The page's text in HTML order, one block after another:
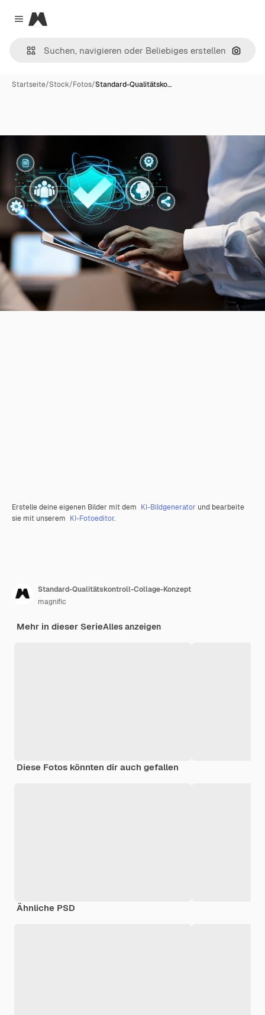
Close menu
Magnific
Nach
Startseite/Stock/Fotos/Standard-Qualitätsko…
Erstelle deine eigenen Bilder mit dem KI-Bildgenerator und bearbeite
sie mit unserem KI-Fotoeditor.
Standard-Qualitätskontroll-Collage-Konzept
magnific
Mehr in dieser SerieAlles anzeigen
Diese Fotos könnten dir auch gefallen
Ähnliche PSD